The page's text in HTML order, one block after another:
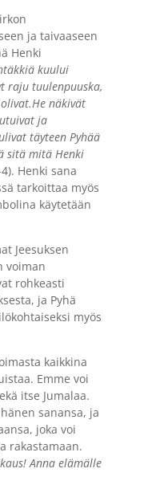
ja taivaaseen
Henki
kuului
raju tuulenpuuska,
näkivät
ja
täyteen Pyhää
sitä mitä Henki
Henki sana
tarkoittaa myös
käytetään
Jeesuksen
voiman
rohkeasti
ja Pyhä
myös
kaikkina
Emme voi
itse Jumalaa.
sanansa, ja
joka voi
rakastamaan.
Anna elämälle